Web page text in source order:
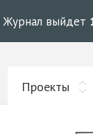
Журнал выйдет
Проекты